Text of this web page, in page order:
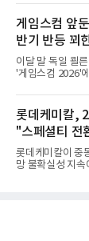
이뤄졌다. 이후
의 함정에 실전
성능 검증을 위
홍상어가 목표 지
못하고 물속에서
다. 2차 품질확인
얻지 못했다. 완
분야를
게임스컴 앞
반기 반등 꾀
이달 말 독일 쾰
'게임스컴 2026'
체별로 엇갈린 가
성과가 실적을 좌
업계에 따르면 올
표가 크게 갈렸
틀그라운드'의 안
기준 매출 2조
대 최대 실적을
롯데케미칼,
"스페셜티 전
롯데케미칼이 중
망 불확실성 지